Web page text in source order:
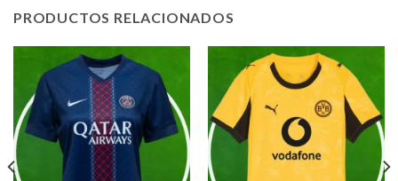
PRODUCTOS RELACIONADOS